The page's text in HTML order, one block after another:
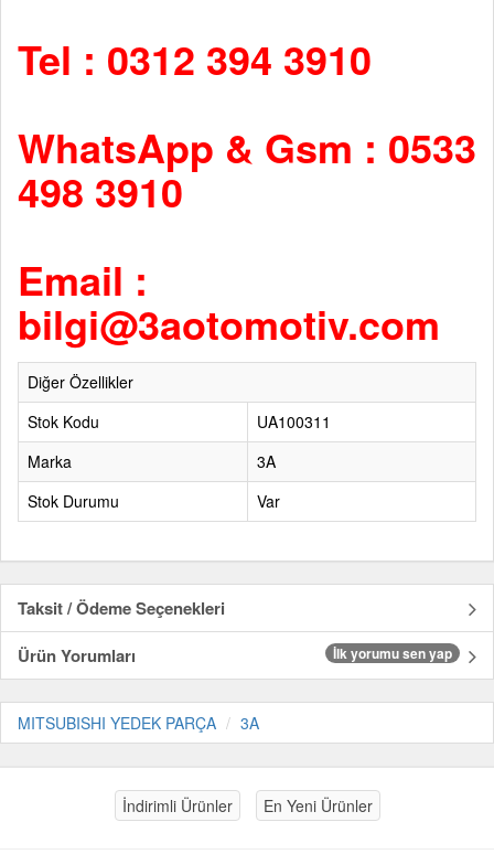
Tel : 0312 394 3910
WhatsApp & Gsm : 0533
498 3910
Email :
bilgi@3aotomotiv.com
Diğer Özellikler
Stok Kodu
UA100311
Marka
3A
Stok Durumu
Var
Taksit / Ödeme Seçenekleri
Ürün Yorumları
İlk yorumu sen yap
MITSUBISHI YEDEK PARÇA 3A
İndirimli Ürünler En Yeni Ürünler